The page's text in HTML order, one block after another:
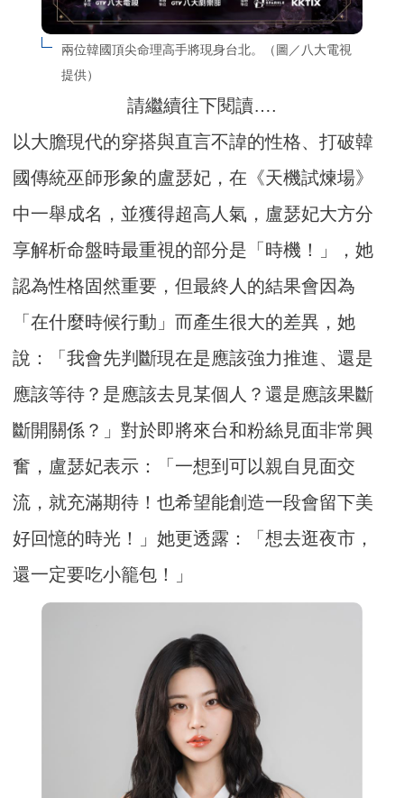
兩位韓國頂尖命理高手將現身台北。（圖／八大電視
提供）
請繼續往下閱讀….
以大膽現代的穿搭與直言不諱的性格、打破韓
國傳統巫師形象的盧瑟妃，在《天機試煉場》
中一舉成名，並獲得超高人氣，盧瑟妃大方分
享解析命盤時最重視的部分是「時機！」，她
認為性格固然重要，但最終人的結果會因為
「在什麼時候行動」而產生很大的差異，她
說：「我會先判斷現在是應該強力推進、還是
應該等待？是應該去見某個人？還是應該果斷
斷開關係？」對於即將來台和粉絲見面非常興
奮，盧瑟妃表示：「一想到可以親自見面交
流，就充滿期待！也希望能創造一段會留下美
好回憶的時光！」她更透露：「想去逛夜市，
還一定要吃小籠包！」